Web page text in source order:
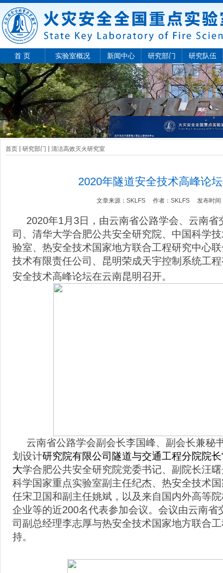
首 页 实验室概况 新闻中心 研究部门 研究队伍
首页 研究部门 清洁高效灭火研究室
2020年隧道安全技术高峰论
文章来源： SKLFS 作者： SKLFS 发布时间
2020年1月3日，由云南省公路学会、云南
司、清华大学合肥公共安全研究院、中国科学
验室、热安全技术国家地方联合工程研究中心
技术有限责任公司、昆明荣成天宇控制系统工
安全技术高峰论坛在云南昆明召开。
云南省公路学会副会长李国峰、副会长兼秘
划设计研究院有限公司隧道与交通工程分院院
大学合肥公共安全研究院党委书记、副院长汪
科学国家重点实验室副主任纪杰、热安全技术
任宋卫国和副主任姚斌，以及来自国内外高等
企业等的近200名代表参加会议。会议由云南省
司副总经理李志厚与热安全技术国家地方联合
持。